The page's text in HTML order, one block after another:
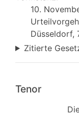
10.
Düsseldorf,
Zitierte
Tenor